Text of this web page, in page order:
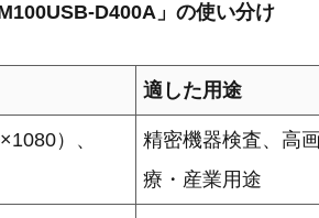
D400A」の使い分け
適した用途
）、
精密機器検査、高
療・産業用途